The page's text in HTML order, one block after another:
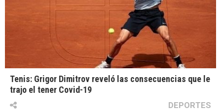
Tenis: Grigor Dimitrov reveló las consecuencias que le
trajo el tener Covid-19
DEPORTES